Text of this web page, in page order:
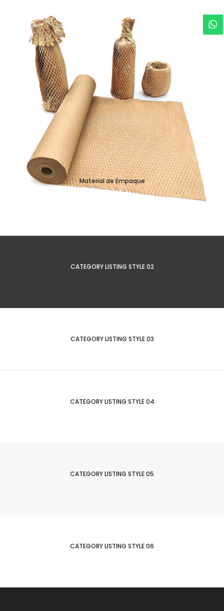
Material de Empaque
CATEGORY LISTING STYLE 02
CATEGORY LISTING STYLE 03
CATEGORY LISTING STYLE 04
CATEGORY LISTING STYLE 05
CATEGORY LISTING STYLE 06